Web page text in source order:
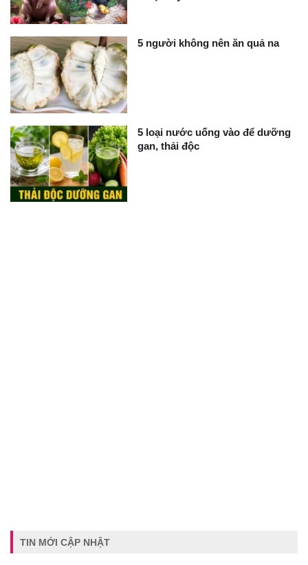
5 người không nên ăn quả na
5 loại nước uống vào để dưỡng
gan, thải độc
TIN MỚI CẬP NHẬT